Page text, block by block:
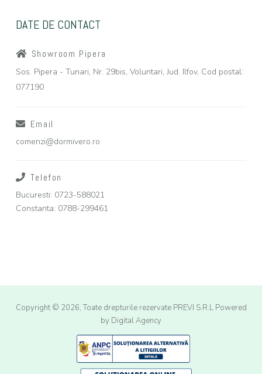
DATE DE CONTACT
Showroom Pipera
Sos. Pipera - Tunari, Nr. 29bis, Voluntari, Jud. Ilfov, Cod postal:
077190
Email
comenzi@dormivero.ro
Telefon
Bucuresti: 0723-588021
Constanta: 0788-299461
Copyright © 2026, Toate drepturile rezervate PREVI S.R.L Powered
by Digital Agency